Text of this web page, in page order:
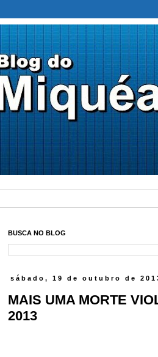
BUSCA NO BLOG
sábado, 19 de outubro de
MAIS UMA MORTE
2013